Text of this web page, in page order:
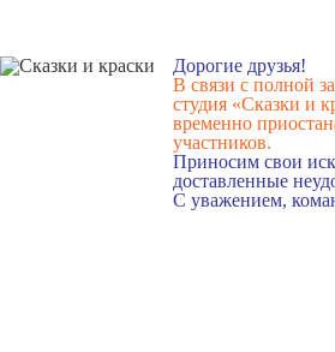
Дорогие друзья!
В связи с полной
студия «Сказки и
временно
участников.
Приносим свои
доставленные
С уважением,